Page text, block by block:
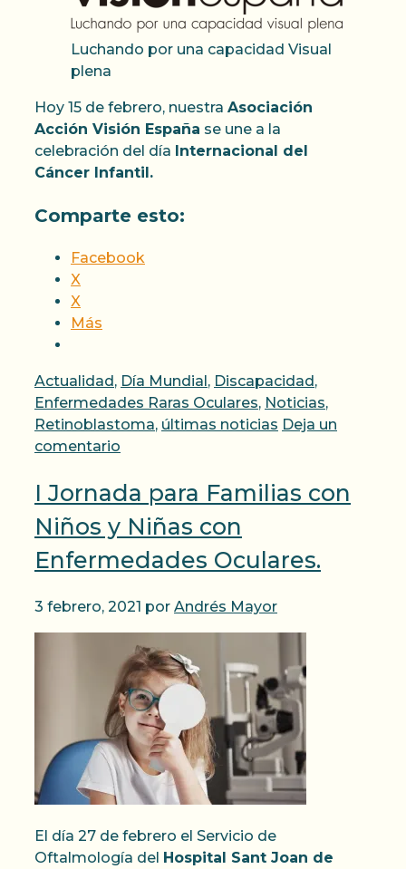
Luchando por una capacidad Visual
plena
Hoy 15 de febrero, nuestra Asociación
Acción Visión España se une a la
celebración del día Internacional del
Cáncer Infantil.
Comparte esto:
Facebook
X
X
Más
Categorías
Actualidad , Día Mundial , Discapacidad ,
Enfermedades Raras Oculares, Noticias,
Retinoblastoma, últimas noticias Deja un
comentario
I Jornada para Familias con
Niños y Niñas con
Enfermedades Oculares.
3 febrero, 2021 por Andrés Mayor
El día 27 de febrero el Servicio de
Oftalmología del Hospital Sant Joan de